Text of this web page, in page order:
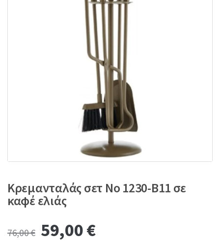
Κρεμανταλάς σετ No 1230-B11 σε
καφέ ελιάς
76,00€ Original
59,00€Current